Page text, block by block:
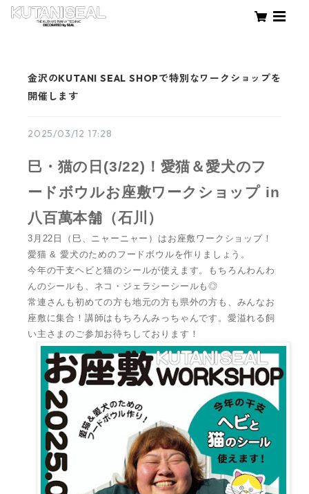
金沢のKUTANI SEAL SHOPで特別なワークショップを
開催します
2025/03/12 17:28
巳・猫の日(3/22)！愛猫＆愛犬のフ
ードボウルお座敷ワークショップ in
八百萬本舗（石川）
3月22日（巳、ニャーニャー）はお座敷ワークショップ！
愛猫 & 愛犬のためのフードボウルを作りましょう。
今年の干支ヘビと猫のシールが使えます。もちろんわんわ
んのシールも、ネコ・ジェラシーシールも◎
常連さんも初めての方も地元の方も県外の方も、みんなお
座敷に集合！講師はもちろんみっちゃんです。愛溢れる飼
い主さまのご参加お待ちしております！